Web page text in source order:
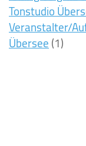
Tonstudio
Veranstalter/
Übersee(1)